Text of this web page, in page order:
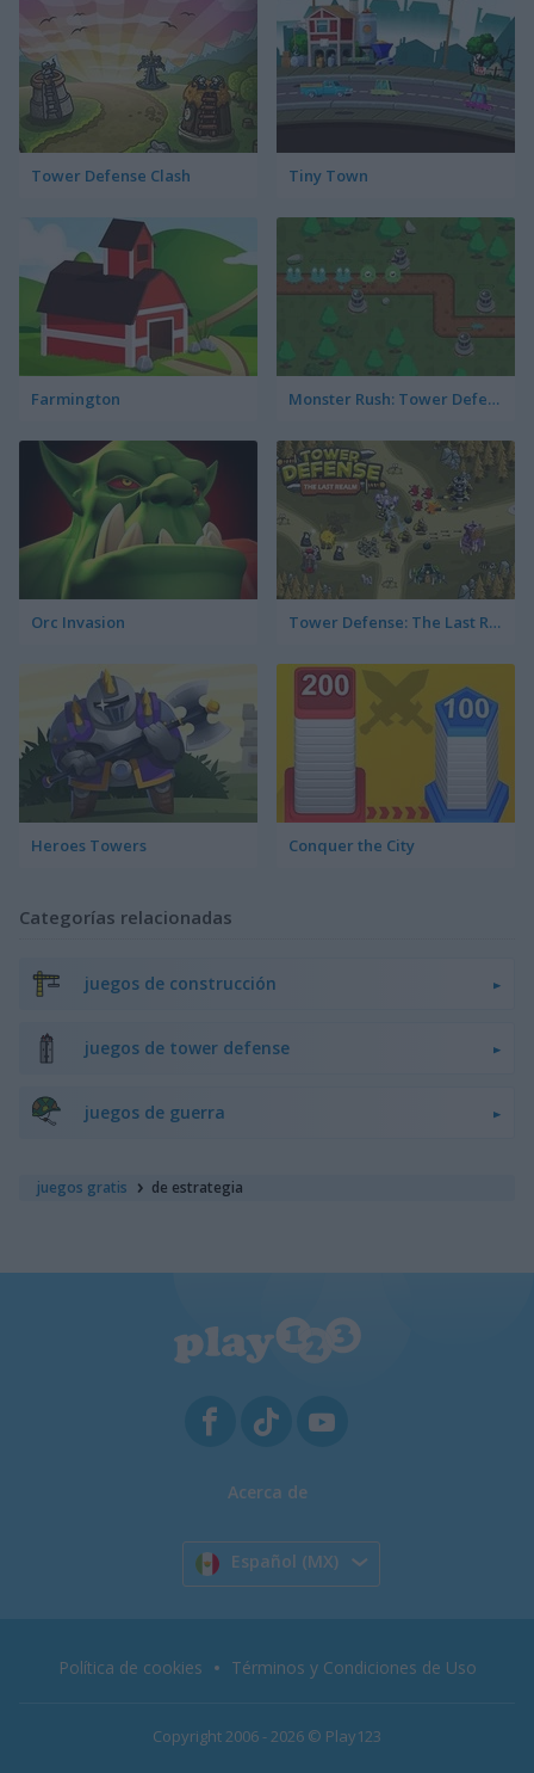
juegos gratis de estrategia
Tower Defense Clash Tiny Town
Farmington Monster Rush: Tower Defense
Orc Invasion Tower Defense: The Last Realm
Heroes Towers Conquer the City
Categorías relacionadas
juegos de construcción
juegos de tower defense
juegos de guerra
Acerca de
Español (MX)
Copyright 2006 - 2026 © Play123
Política de cookies Términos y Condiciones de Uso